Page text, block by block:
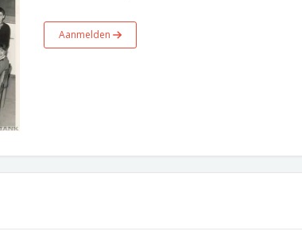
Aanmelden